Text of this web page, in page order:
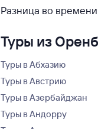
Разница во
Туры из
Туры в Абхазию
Туры в Австрию
Туры в Азербайджан
Туры в Андорру